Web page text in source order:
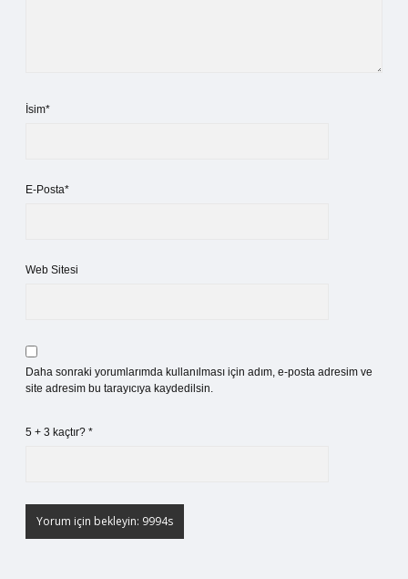
İsim*
E-Posta*
Web Sitesi
Daha sonraki yorumlarımda kullanılması için adım, e-posta adresim ve
site adresim bu tarayıcıya kaydedilsin.
5 + 3 kaçtır? *